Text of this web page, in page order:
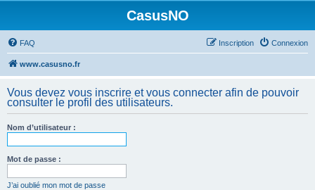
CasusNO
FAQ Connexion
Inscription
www.casusno.fr
Vous devez vous inscrire et vous connecter afin de pouvoir
consulter le profil des utilisateurs.
Nom d’utilisateur :
Mot de passe :
J’ai oublié mon mot de passe